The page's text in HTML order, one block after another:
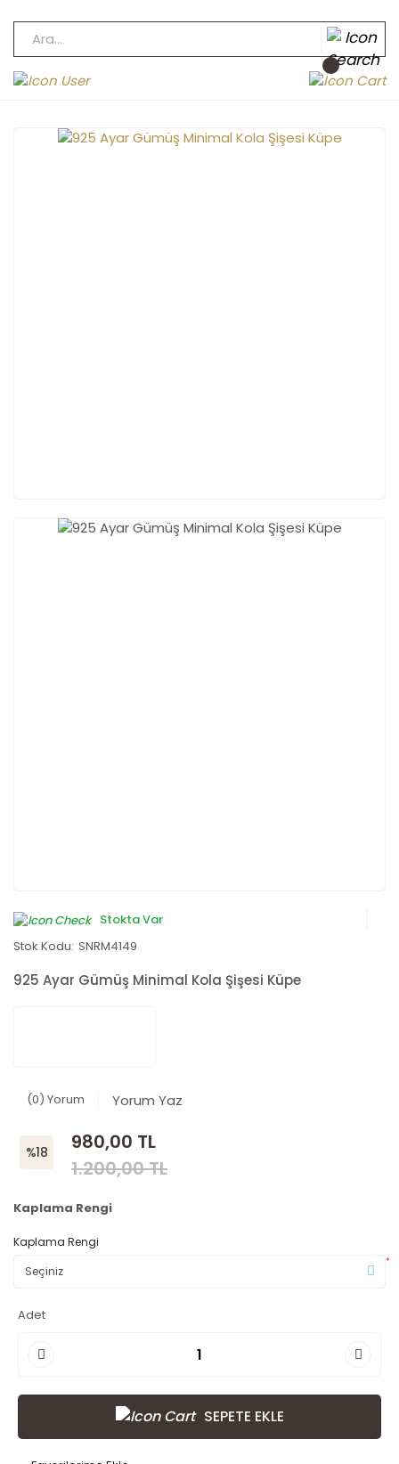
Stokta Var
Stok Kodu: SNRM4149
925 Ayar Gümüş Minimal Kola Şişesi Küpe
(0) Yorum Yorum Yaz
%18
980,00 TL
1.200,00 TL
Kaplama Rengi
Kaplama Rengi
*
Adet
SEPETE EKLE